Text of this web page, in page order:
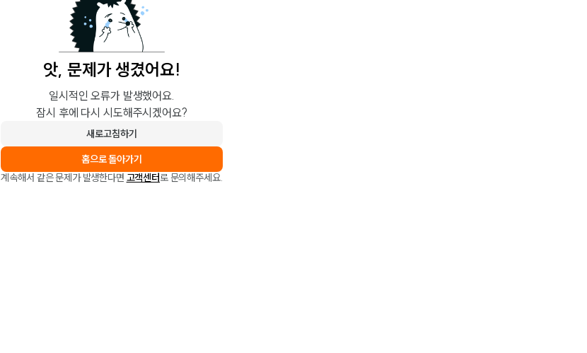
앗, 문제가 생겼어요!
일시적인 오류가 발생했어요.
잠시 후에 다시 시도해주시겠어요?
새로고침하기
홈으로 돌아가기
계속해서 같은 문제가 발생한다면 고객센터로 문의해주세요.